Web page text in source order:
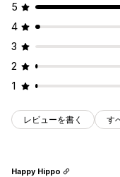
5
4
3
2
1
レビューを書く す
Happy Hippo